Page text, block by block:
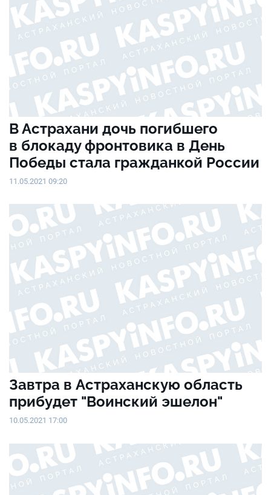
В Астрахани дочь погибшего
в блокаду фронтовика в День
Победы стала гражданкой России
11.05.2021 09:20
Завтра в Астраханскую область
прибудет "Воинский эшелон"
10.05.2021 17:00